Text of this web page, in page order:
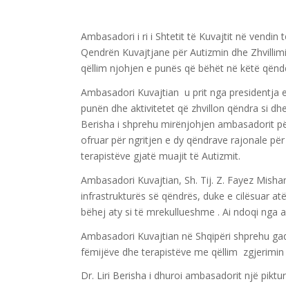
Ambasadori i ri i Shtetit të Kuvajtit në vendin
Qendrën Kuvajtjane për Autizmin dhe
qëllim njohjen e punës që bëhët në këtë
Ambasadori Kuvajtian u prit nga presidentja
punën dhe aktivitetet që zhvillon qëndra si
Berisha i shprehu mirënjohjen ambasadorit
ofruar për ngritjen e dy qëndrave rajonale
terapistëve gjatë muajit të Autizmit.
Ambasadori Kuvajtian, Sh. Tij. Z. Fayez
infrastrukturës së qëndrës, duke e cilësuar
bëhej aty si të mrekullueshme . Ai ndoqi nga
Ambasadori Kuvajtian në Shqipëri shprehu
fëmijëve dhe terapistëve me qëllim
Dr. Liri Berisha i dhuroi ambasadorit një